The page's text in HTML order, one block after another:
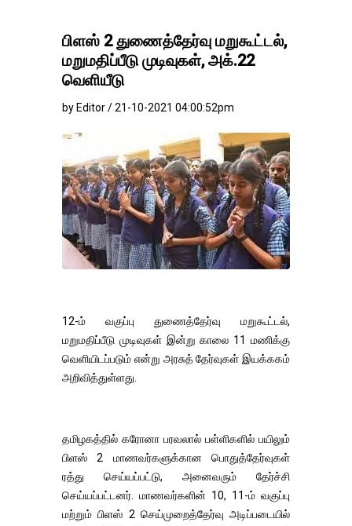
பிளஸ் 2 துணைத்தேர்வு மறுகூட்டல்,
மறுமதிப்பீடு முடிவுகள், அக்.22
வெளியீடு
by Editor / 21-10-2021 04:00:52pm
12-ம் வகுப்பு துணைத்தேர்வு மறுகூட்டல்,
மறுமதிப்பீடு முடிவுகள் இன்று காலை 11 மணிக்கு
வெளியிடப்படும் என்று அரசுத் தேர்வுகள் இயக்ககம்
அறிவித்துள்ளது.
தமிழகத்தில் கரோனா பரவலால் பள்ளிகளில் பயிலும்
பிளஸ் 2 மாணவர்களுக்கான பொதுத்தேர்வுகள்
ரத்து செய்யப்பட்டு, அனைவரும் தேர்ச்சி
செய்யப்பட்டனர். மாணவர்களின் 10, 11-ம் வகுப்பு
மற்றும் பிளஸ் 2 செய்முறைத்தேர்வு அடிப்படையில்